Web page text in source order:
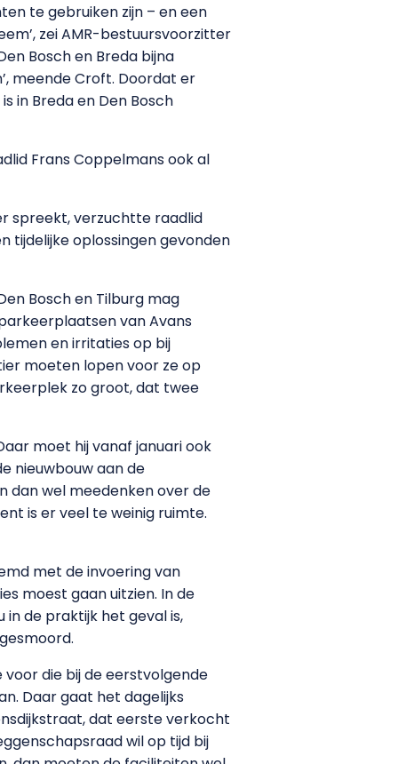
te gebruiken zijn – en een
zei AMR-bestuursvoorzitter
Bosch en Breda bijna
meende Croft. Doordat er
in Breda en Den Bosch
Frans Coppelmans ook al
spreekt, verzuchtte raadlid
tijdelijke oplossingen gevonden
Bosch en Tilburg mag
van Avans
en irritaties op bij
moeten lopen voor ze op
zo groot, dat twee
moet hij vanaf januari ook
nieuwbouw aan de
dan wel meedenken over de
is er veel te weinig ruimte.
met de invoering van
moest gaan uitzien. In de
de praktijk het geval is,
voor die bij de eerstvolgende
Daar gaat het dagelijks
dat eerste verkocht
wil op tijd bij